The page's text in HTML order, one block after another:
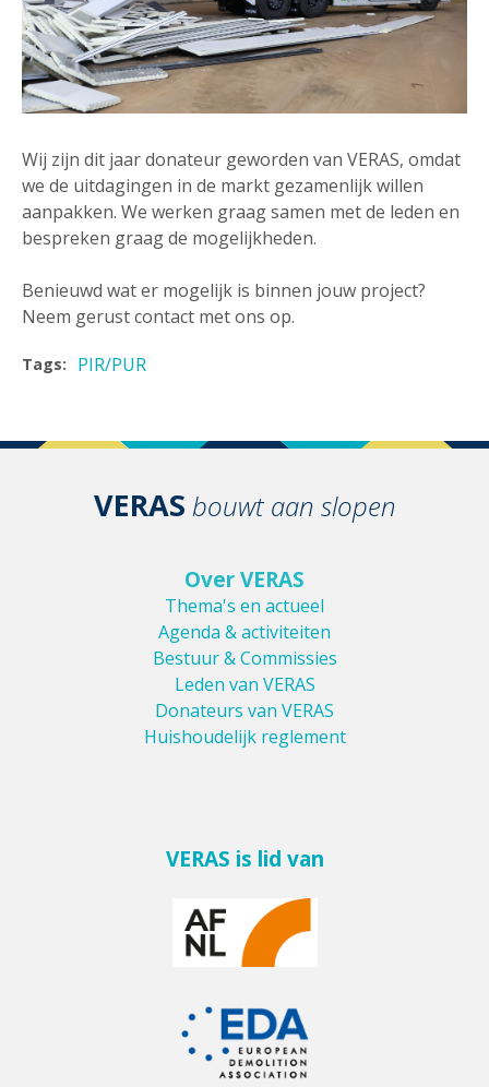
Wij zijn dit jaar donateur geworden van VERAS, omdat
we de uitdagingen in de markt gezamenlijk willen
aanpakken. We werken graag samen met de leden en
bespreken graag de mogelijkheden.
Benieuwd wat er mogelijk is binnen jouw project?
Neem gerust contact met ons op.
Tags: PIR/PUR
VERAS bouwt aan slopen
Over VERAS
Thema's en actueel
Agenda & activiteiten
Bestuur & Commissies
Leden van VERAS
Donateurs van VERAS
Huishoudelijk reglement
VERAS is lid van